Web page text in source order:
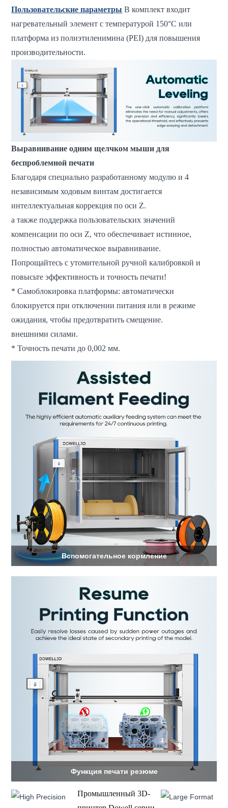
Пользовательские параметры В комплект входит
нагревательный элемент с температурой 150°C или
платформа из полиэтиленимина (PEI) для повышения
производительности.
Выравнивание одним щелчком мыши для
беспроблемной печати
Благодаря специально разработанному модулю и 4
независимым ходовым винтам достигается
интеллектуальная коррекция по оси Z.
а также поддержка пользовательских значений
компенсации по оси Z, что обеспечивает истинное,
полностью автоматическое выравнивание.
Попрощайтесь с утомительной ручной калибровкой и
повысьте эффективность и точность печати!
* Самоблокировка платформы: автоматически
блокируется при отключении питания или в режиме
ожидания, чтобы предотвратить смещение.
внешними силами.
* Точность печати до 0,002 мм.
Вспомогательное кормление
Функция печати резюме
Промышленный 3D-